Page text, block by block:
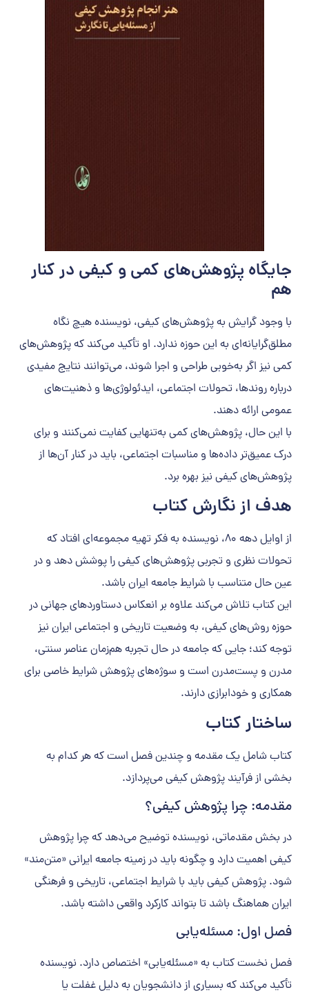
جایگاه پژوهش‌های کمی و کیفی در کنار
هم
با وجود گرایش به پژوهش‌های کیفی، نویسنده هیچ نگاه
مطلق‌گرایانه‌ای به این حوزه ندارد. او تأکید می‌کند که پژوهش‌های
کمی نیز اگر به‌خوبی طراحی و اجرا شوند، می‌توانند نتایج مفیدی
درباره روندها، تحولات اجتماعی، ایدئولوژی‌ها و ذهنیت‌های
عمومی ارائه دهند.
با این حال، پژوهش‌های کمی به‌تنهایی کفایت نمی‌کنند و برای
درک عمیق‌تر داده‌ها و مناسبات اجتماعی، باید در کنار آن‌ها از
پژوهش‌های کیفی نیز بهره برد.
هدف از نگارش کتاب
از اوایل دهه ۸۰، نویسنده به فکر تهیه مجموعه‌ای افتاد که
تحولات نظری و تجربی پژوهش‌های کیفی را پوشش دهد و در
عین حال متناسب با شرایط جامعه ایران باشد.
این کتاب تلاش می‌کند علاوه بر انعکاس دستاوردهای جهانی در
حوزه روش‌های کیفی، به وضعیت تاریخی و اجتماعی ایران نیز
توجه کند؛ جایی که جامعه در حال تجربه هم‌زمان عناصر سنتی،
مدرن و پست‌مدرن است و سوژه‌های پژوهش شرایط خاصی برای
همکاری و خودابرازی دارند.
ساختار کتاب
کتاب شامل یک مقدمه و چندین فصل است که هر کدام به
بخشی از فرآیند پژوهش کیفی می‌پردازد.
مقدمه: چرا پژوهش کیفی؟
در بخش مقدماتی، نویسنده توضیح می‌دهد که چرا پژوهش
کیفی اهمیت دارد و چگونه باید در زمینه جامعه ایرانی «متن‌مند»
شود. پژوهش کیفی باید با شرایط اجتماعی، تاریخی و فرهنگی
ایران هماهنگ باشد تا بتواند کارکرد واقعی داشته باشد.
فصل اول: مسئله‌یابی
فصل نخست کتاب به «مسئله‌یابی» اختصاص دارد. نویسنده
تأکید می‌کند که بسیاری از دانشجویان به دلیل غفلت یا